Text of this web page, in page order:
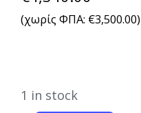
(χωρίς ΦΠΑ: €3,500.00)
1 in stock